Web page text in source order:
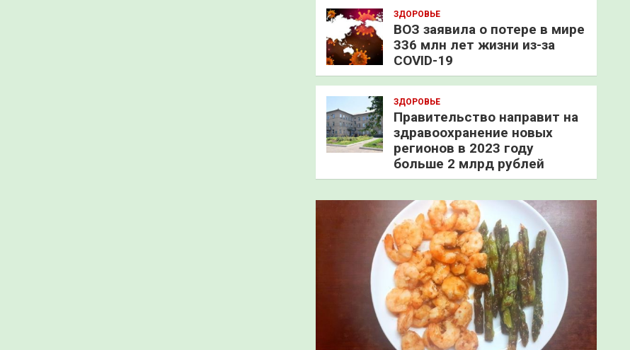
ЗДОРОВЬЕ
ВОЗ заявила о потере в мире
336 млн лет жизни из-за
COVID-19
ЗДОРОВЬЕ
Правительство направит на
здравоохранение новых
регионов в 2023 году
больше 2 млрд рублей